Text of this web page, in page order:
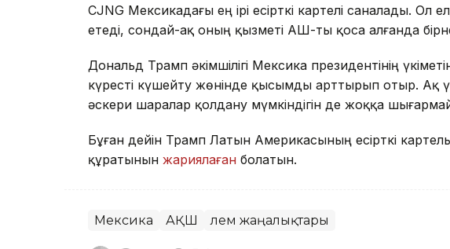
CJNG Мексикадағы ең ірі есірткі картелі саналады. Ол
етеді, сондай-ақ оның қызметі АҚШ-ты қоса алғанда
Дональд Трамп әкімшілігі Мексика президентінің
күресті күшейту жөнінде қысымды арттырып отыр. Ақ
әскери шаралар қолдану мүмкіндігін де жоққа
Бұған дейін Трамп Латын Америкасының есірткі
құратынын жариялаған болатын.
Мексика АҚШ Әлем жаңалықтары